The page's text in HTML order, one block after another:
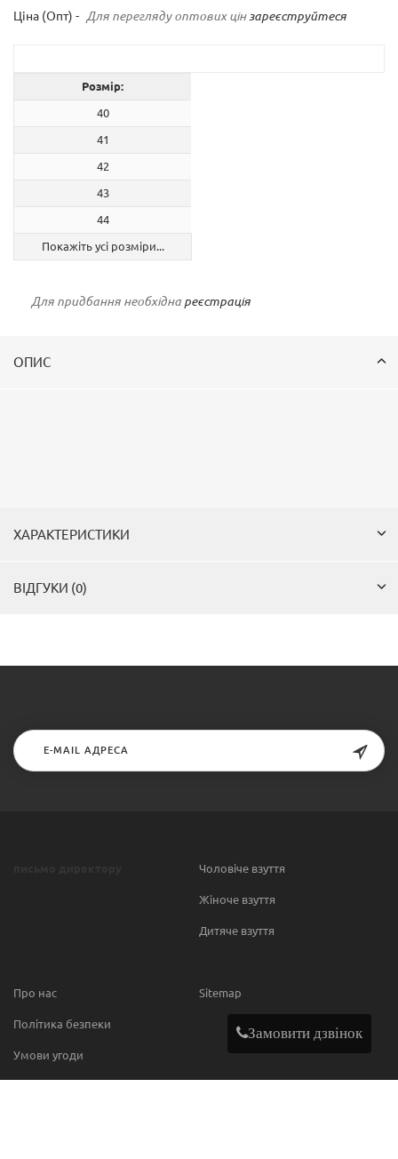
Ціна (Опт) - Для перегляду оптових цін зареєструйтеся
Розмір:
40
41
42
43
44
Покажіть усі розміри...
Для придбання необхідна реєстрація
ОПИС
ХАРАКТЕРИСТИКИ
ВІДГУКИ (0)
Чоловіче взуття
Жіноче взуття
Дитяче взуття
Про нас
Політика безпеки
Умови угоди
Sitemap
Замовити дзвінок